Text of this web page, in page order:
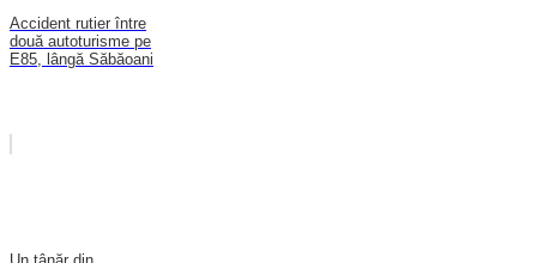
Accident rutier între
două autoturisme pe
E85, lângă Săbăoani